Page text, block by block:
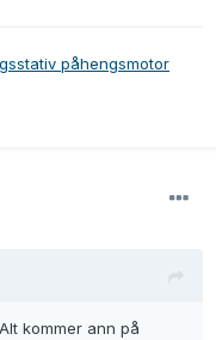
påhengsmotor
kommer ann på